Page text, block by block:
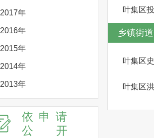
2017年
2016年
2015年
2014年
2013年
依申请
公
开
叶集区
乡镇街
叶集区
叶集区